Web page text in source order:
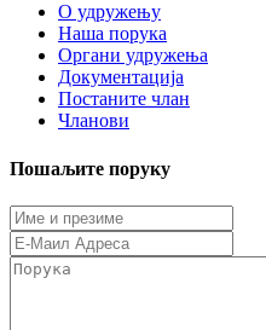
O удружењу
Наша порука
Органи удружења
Документација
Постаните члан
Чланови
Пошаљите поруку